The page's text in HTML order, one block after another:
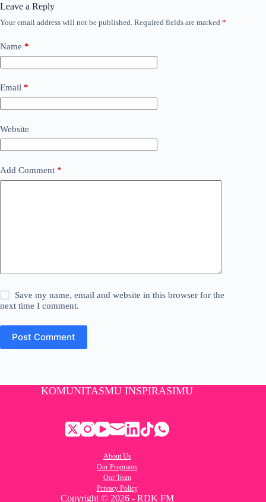
Leave a Reply
Your email address will not be published. Required fields are marked *
Name *
Email *
Website
Add Comment *
Save my name, email and website in this browser for the
next time I comment.
Post Comment
KOMUNITASMU INSPIRASIMU
About Us
Our Programs
Our Team
Privacy Policy
Copyright © 2026 - RDK FM